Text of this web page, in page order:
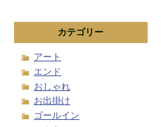
カテゴリー
アート
エンド
おしゃれ
お出掛け
ゴールイン